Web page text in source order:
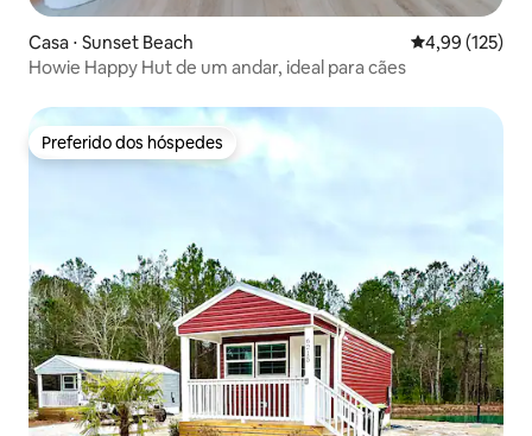
Casa ⋅ Sunset Beach 4,99 de uma
4,99 (125)
Howie Happy Hut de um andar, ideal para cães
Preferido dos hóspedes
Preferido dos hóspedes